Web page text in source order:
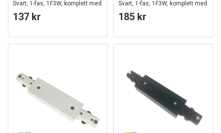
Svart, 1-fas, 1F3W, komplett med
anslutning och ändpropp
137 kr
Svart, 1-fas, 1F3W, komplett med
anslutning och ändpropp
185 kr